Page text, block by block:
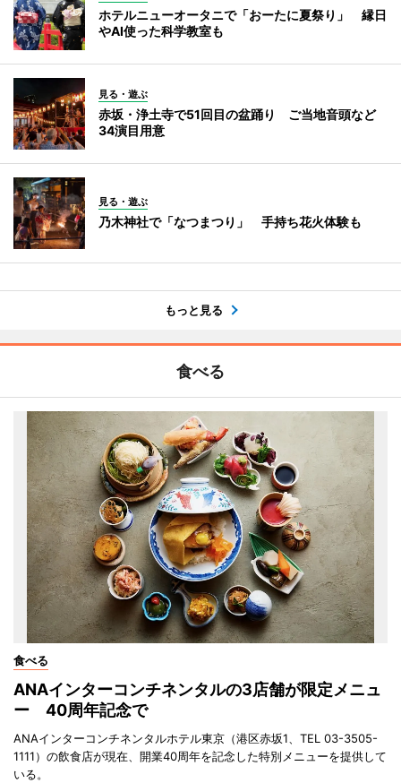
ホテルニューオータニで「おーたに夏祭り」 縁日
やAI使った科学教室も
見る・遊ぶ
赤坂・浄土寺で51回目の盆踊り ご当地音頭など
34演目用意
見る・遊ぶ
乃木神社で「なつまつり」 手持ち花火体験も
もっと見る
食べる
食べる
ANAインターコンチネンタルの3店舗が限定メニュ
ー 40周年記念で
ANAインターコンチネンタルホテル東京（港区赤坂1、TEL 03-3505-
1111）の飲食店が現在、開業40周年を記念した特別メニューを提供して
いる。